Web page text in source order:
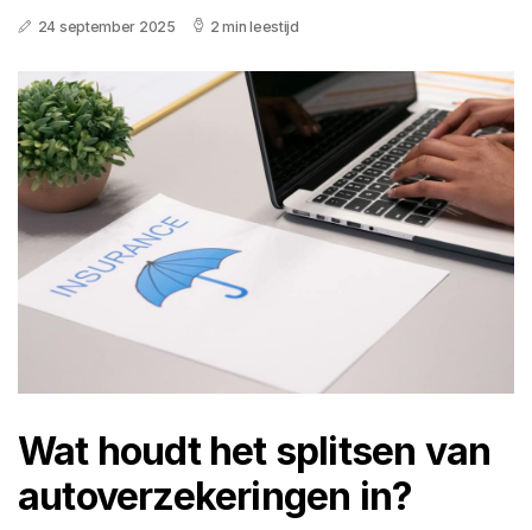
24 september 2025 2 min leestijd
Wat houdt het splitsen van
autoverzekeringen in?